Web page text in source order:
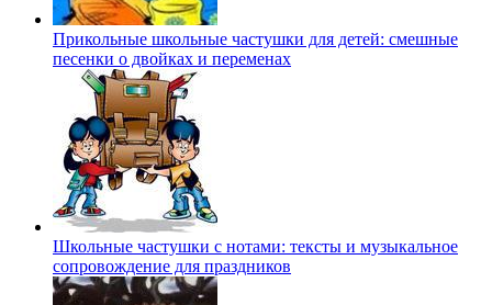
Прикольные школьные частушки для детей: смешные
песенки о двойках и переменах
Школьные частушки с нотами: тексты и музыкальное
сопровождение для праздников